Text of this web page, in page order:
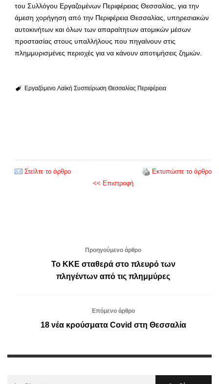
του Συλλόγου Εργαζομένων Περιφέρειας Θεσσαλίας, για την
άμεση χορήγηση από την Περιφέρεια Θεσσαλίας, υπηρεσιακών
αυτοκινήτων και όλων των απαραίτητων ατομικών μέσων
προστασίας στους υπαλλήλους που πηγαίνουν στις
πλημμυρισμένες περιοχές για να κάνουν αποτιμήσεις ζημιών.
Εργαζόμενο Λαϊκή Συσπείρωση Θεσσαλίας Περιφέρεια
Στείλτε το άρθρο
Εκτυπώστε το άρθρο
<< Επιστροφή
Προηγούμενο άρθρο
Το ΚΚΕ σταθερά στο πλευρό των
πληγέντων από τις πλημμύρες
Επόμενο άρθρο
18 νέα κρούσματα Covid στη Θεσσαλία